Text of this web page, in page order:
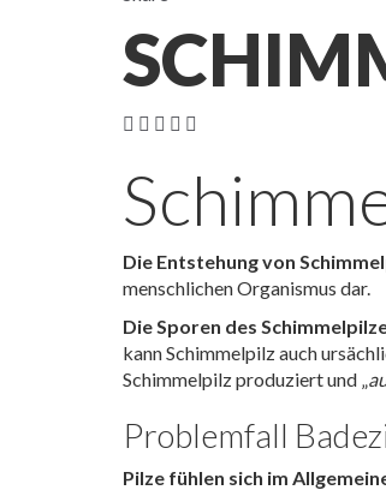
Die Entstehung von
menschlichen Organismus dar.
Die Sporen des
kann Schimmelpilz auch
Schimmelpilz produziert und „
Problemfall
Pilze fühlen sich im